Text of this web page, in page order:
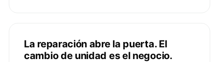
La reparación abre la puerta. El
cambio de unidad es el negocio.